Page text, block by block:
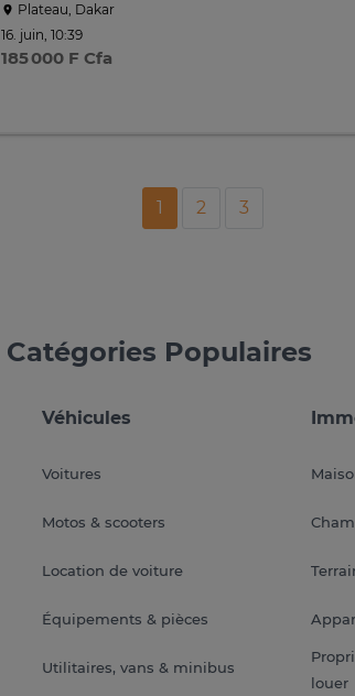
Plateau, Dakar
16. juin, 10:39
185 000 F Cfa
1 2 3
Catégories Populaires
Véhicules
Voitures
Motos & scooters
Location de voiture
Équipements & pièces
Utilitaires, vans & minibus
louer